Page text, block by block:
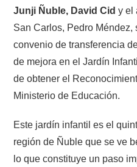
Junji Ñuble, David Cid y el
San Carlos, Pedro Méndez,
convenio de transferencia
de mejora en el Jardín
de obtener el
Ministerio de Educación.
Este jardín infantil es el
región de Ñuble que se ve
lo que constituye un paso